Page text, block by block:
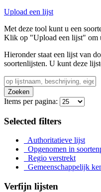
Upload een lijst
Met deze tool kunt u een
Klik op "Upload een lijst" om
Hieronder staat een lijst van
soortenlijsten. U kunt deze
Zoeken
Items per pagina:
Selected filters
Authoritatieve lijst
Opgenomen in
Regio verstrekt
Gemeenschappelijk
Verfijn lijsten